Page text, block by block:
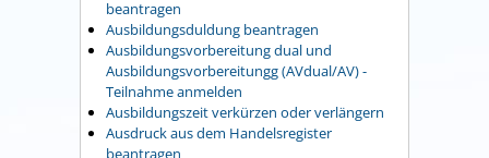
beantragen
Ausbildungsduldung beantragen
Ausbildungsvorbereitung dual und
Ausbildungsvorbereitungg (AVdual/AV) -
Teilnahme anmelden
Ausbildungszeit verkürzen oder verlängern
Ausdruck aus dem Handelsregister
beantragen